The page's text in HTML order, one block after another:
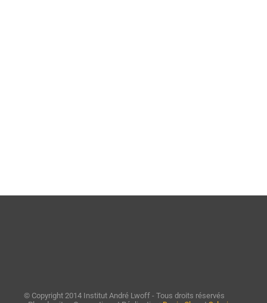
© Copyright 2014 Institut André Lwoff - Tous droits réservés